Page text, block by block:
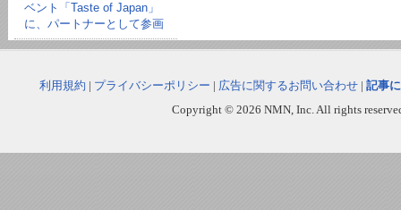
ベント「Taste of Japan」
に、パートナーとして参画
利用規約 | プライバシーポリシー | 広告に関するお問い合わせ | 記事
Copyright © 2026 NMN, Inc. All rights